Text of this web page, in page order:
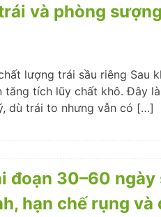
và phòng
lượng trái sầu riêng Sau
tích lũy chất khô. Đây
dù trái to nhưng vẫn có […]
đoạn 30–60 ngày
hạn chế rụng và